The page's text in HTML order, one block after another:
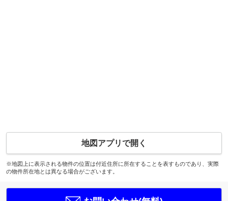
地図アプリで開く
※地図上に表示される物件の位置は付近住所に所在することを表すものであり、実際
の物件所在地とは異なる場合がございます。